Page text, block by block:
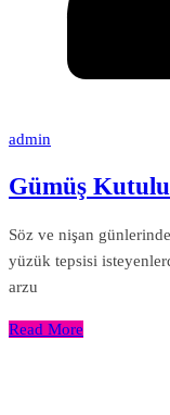
admin
Gümüş
Söz ve nişan günlerinde
yüzük tepsisi
arzu
Read More